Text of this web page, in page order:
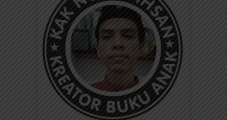
Elibrary.id adalah sumber bacaan dan edukasi
digital yang dapat digunakan untuk sumber bacaan
dan edukasi guru dan...